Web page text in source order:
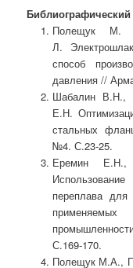
Библиографический
Полещук
Л.
способ
давления //
Шабалин В.Н.,
Е.Н.
стальных
№4. С.23-25.
Еремин
переплава для
С.169-170.
Полещук М.А.,